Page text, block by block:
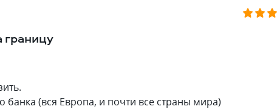
банка (вся Европа, и почти все страны мира)